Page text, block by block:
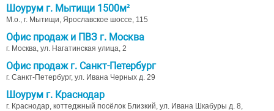
Шоурум г. Мытищи 1500м²
М.о., г. Мытищи, Ярославское шоссе, 115
Офис продаж и ПВЗ г. Москва
г. Москва, ул. Нагатинская улица, 2
Офис продаж г. Санкт-Петербург
г. Санкт-Петербург, ул. Ивана Черных д. 29
Шоурум г. Краснодар
г. Краснодар, коттеджный посёлок Близкий, ул. Ивана Шкабуры д. 8,